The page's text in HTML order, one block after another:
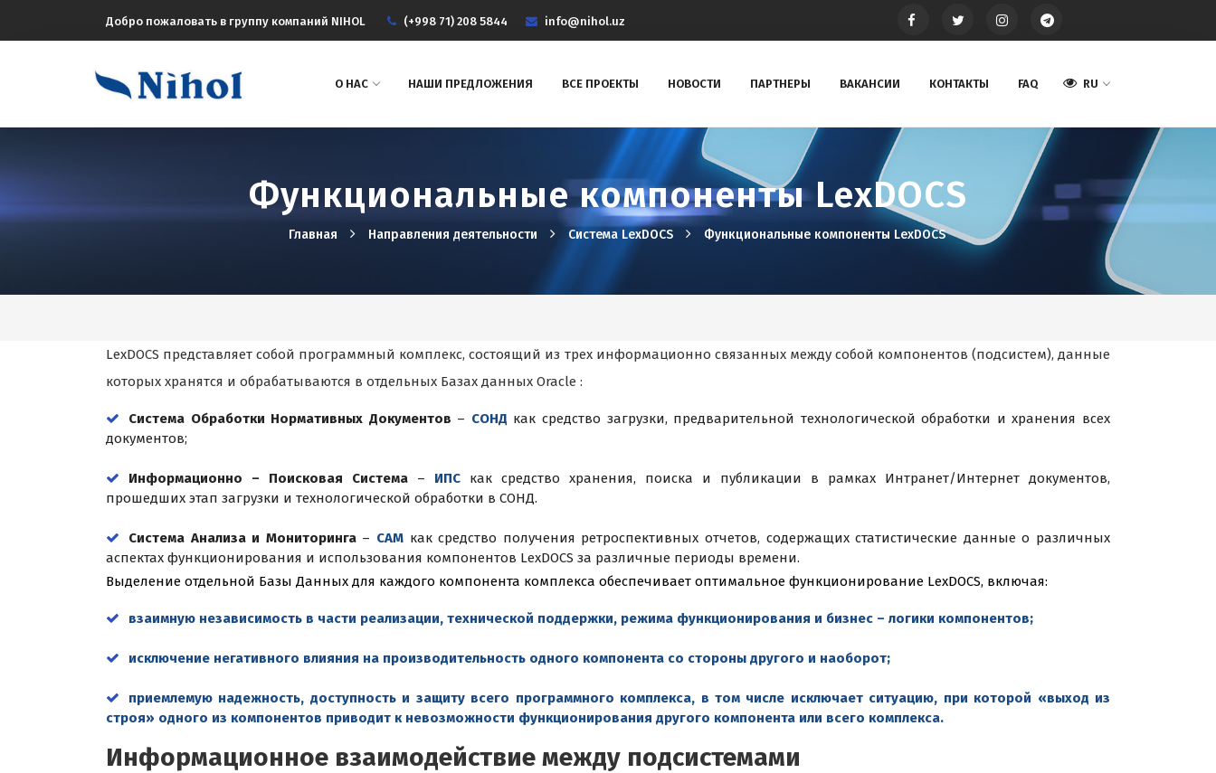
Добро пожаловать в группу компаний NIHOL (+998 71) 208 5844 info@nihol.uz
О НАС НАШИ ПРЕДЛОЖЕНИЯ ВСЕ ПРОЕКТЫ НОВОСТИ ПАРТНЕРЫ ВАКАНСИИ КОНТАКТЫ FAQ RU
Функциональные компоненты LexDOCS
Главная Hаправления деятельности Система LexDOCS Функциональные компоненты LexDOCS
LexDOCS представляет собой программный комплекс, состоящий из трех информационно связанных между собой компонентов (подсистем), данные
которых хранятся и обрабатываются в отдельных Базах данных Oracle :
Система Обработки Нормативных Документов – СОНД как средство загрузки, предварительной технологической обработки и хранения всех
документов;
Информационно – Поисковая Система – ИПС как средство хранения, поиска и публикации в рамках Интранет/Интернет документов,
прошедших этап загрузки и технологической обработки в СОНД.
Система Анализа и Мониторинга – САМ как средство получения ретроспективных отчетов, содержащих статистические данные о различных
аспектах функционирования и использования компонентов LexDOCS за различные периоды времени.
Выделение отдельной Базы Данных для каждого компонента комплекса обеспечивает оптимальное функционирование LexDOCS, включая:
взаимную независимость в части реализации, технической поддержки, режима функционирования и бизнес – логики компонентов;
исключение негативного влияния на производительность одного компонента со стороны другого и наоборот;
приемлемую надежность, доступность и защиту всего программного комплекса, в том числе исключает ситуацию, при которой «выход из
строя» одного из компонентов приводит к невозможности функционирования другого компонента или всего комплекса.
Информационное взаимодействие между подсистемами